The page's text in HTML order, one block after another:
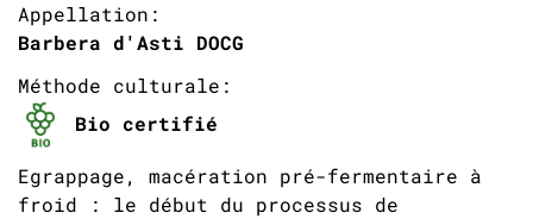
Appellation:
Barbera d'Asti DOCG
Méthode culturale:
Bio certifié
Egrappage, macération pré-fermentaire à
froid : le début du processus de